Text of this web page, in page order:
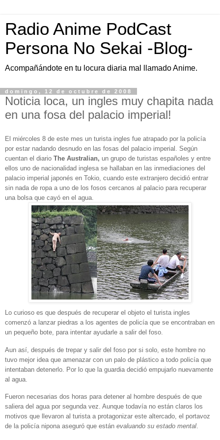
Radio Anime PodCast
Persona No Sekai -Blog-
Acompañándote en tu locura diaria mal llamado Anime.
domingo, 12 de octubre de 2008
Noticia loca, un ingles muy chapita nada
en una fosa del palacio imperial!
El miércoles 8 de este mes un turista ingles fue atrapado por la policía
por estar nadando desnudo en las fosas del palacio imperial. Según
cuentan el diario The Australian, un grupo de turistas españoles y entre
ellos uno de nacionalidad inglesa se hallaban en las inmediaciones del
palacio imperial japonés en Tokio, cuando este extranjero decidió entrar
sin nada de ropa a uno de los fosos cercanos al palacio para recuperar
una bolsa que cayó en el agua.
Lo curioso es que después de recuperar el objeto el turista ingles
comenzó a lanzar piedras a los agentes de policía que se encontraban en
un pequeño bote, para intentar ayudarle a salir del foso.
Aun así, después de trepar y salir del foso por si solo, este hombre no
tuvo mejor idea que amenazar con un palo de plástico a todo policía que
intentaban detenerlo. Por lo que la guardia decidió empujarlo nuevamente
al agua.
Fueron necesarias dos horas para detener al hombre después de que
saliera del agua por segunda vez. Aunque todavía no están claros los
motivos que llevaron al turista a protagonizar este altercado, el portavoz
de la policía nipona aseguró que están evaluando su estado mental.